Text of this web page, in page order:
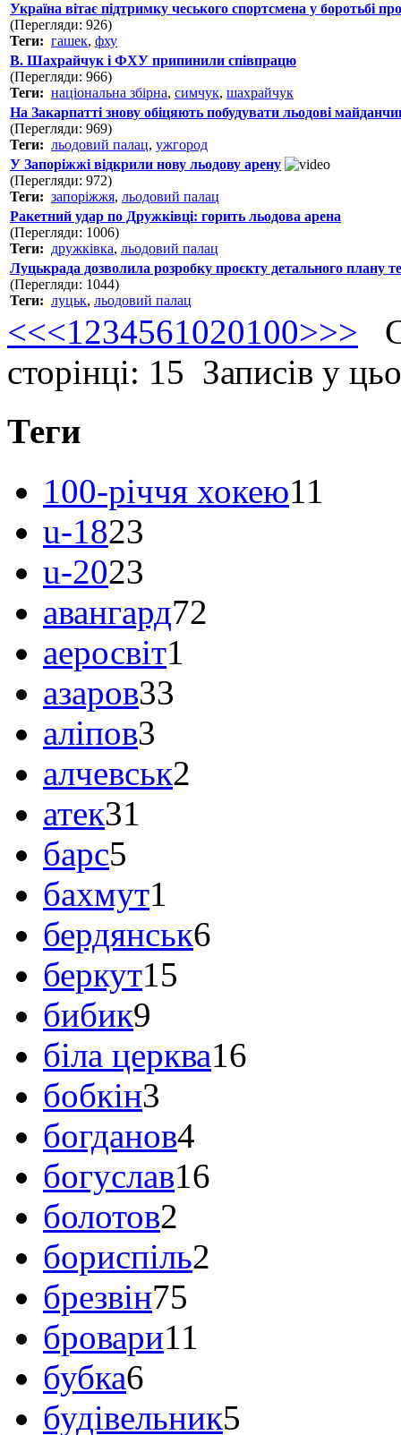
Україна вітає підтримку чеського спортсмена у боротьбі
(Перегляди: 926)
Теги: гашек, фху
В. Шахрайчук і ФХУ припинили співпрацю
(Перегляди: 966)
Теги: національна збірна, симчук, шахрайчук
На Закарпатті знову обіцяють побудувати льодові
(Перегляди: 969)
Теги: льодовий палац, ужгород
У Запоріжжі відкрили нову льодову арену
(Перегляди: 972)
Теги: запоріжжя, льодовий палац
Ракетний удар по Дружківці: горить льодова арена
(Перегляди: 1006)
Теги: дружківка, льодовий палац
Луцькрада дозволила розробку проєкту детального плану
(Перегляди: 1044)
Теги: луцьк, льодовий палац
<<<1234561020100>>>
сторінці: 15 Записів у
Теги
100-річчя хокею11
u-1823
u-2023
авангард72
аеросвіт1
азаров33
аліпов3
алчевськ2
атек31
барс5
бахмут1
бердянськ6
беркут15
бибик9
біла церква16
бобкін3
богданов4
богуслав16
болотов2
бориспіль2
брезвін75
бровари11
бубка6
будівельник5